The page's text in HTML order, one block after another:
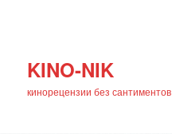
KINO-NIK
кинорецензии без сантиментов